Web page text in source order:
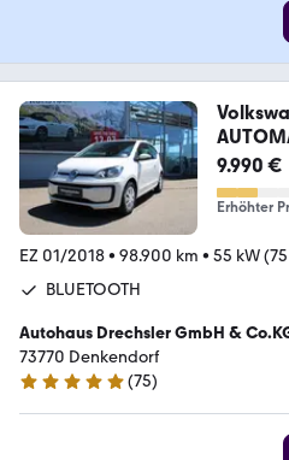
9.990 €
Erhöhter
EZ 01/2018• 98.900 km • 55 kW (75
BLUETOOTH
Autohaus Drechsler GmbH &
73770 Denkendorf
4.9 Sterne
(75)